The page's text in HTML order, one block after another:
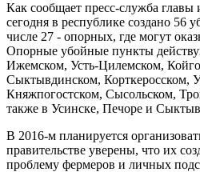
Как сообщает пресс-служба главы
сегодня в республике создано 56
числе 27 - опорных, где могут
Опорные убойные пункты
Ижемском, Усть-Цилемском,
Сыктывдинском, Корткеросском,
Княжпогостском, Сысольском,
также в Усинске, Печоре и
В 2016-м планируется
правительстве уверены, что их
проблему фермеров и личных